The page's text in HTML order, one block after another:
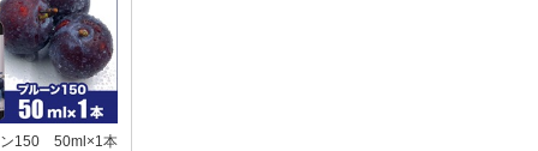
ン150 50ml×1本